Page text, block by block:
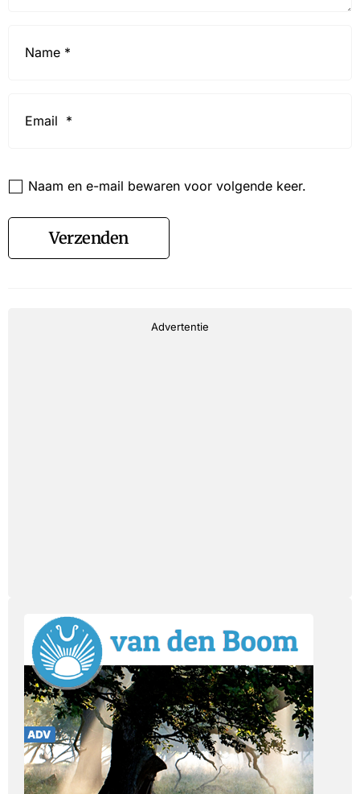
Naam en e-mail bewaren voor volgende keer.
Verzenden
Advertentie